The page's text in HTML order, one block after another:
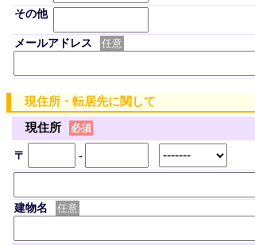
その他
メールアドレス 任意
現住所・転居先に関して
現住所 必須
〒 -
建物名 任意